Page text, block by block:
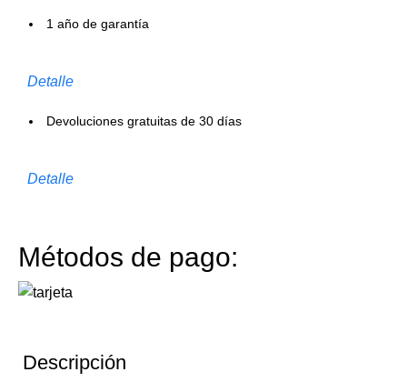
1 año de garantía
Detalle
Devoluciones gratuitas de 30 días
Detalle
Métodos de pago:
Descripción